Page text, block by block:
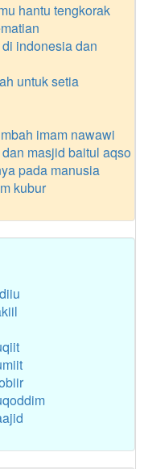
hantu tengkorak
indonesia dan
untuk setia
imam nawawi
masjid baitul aqso
pada manusia
kubur